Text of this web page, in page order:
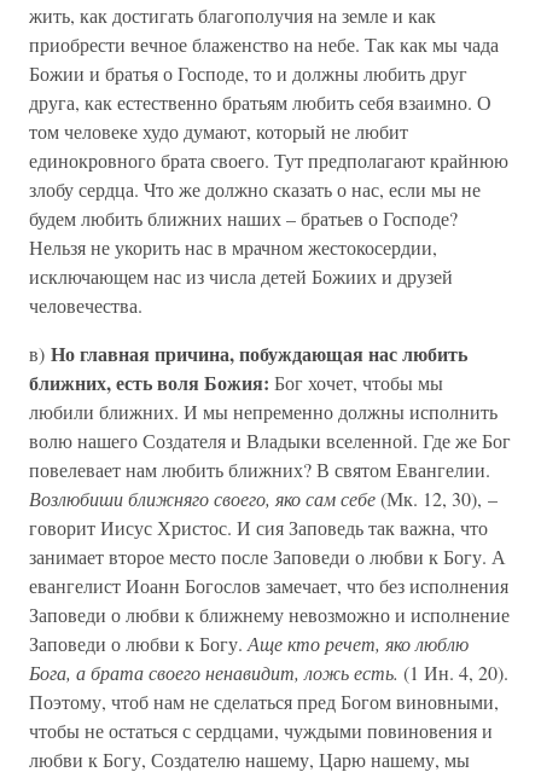
жить, как достигать благополучия на земле и как
приобрести вечное блаженство на небе. Так как мы чада
Божии и братья о Господе, то и должны любить друг
друга, как естественно братьям любить себя взаимно. О
том человеке худо думают, который не любит
единокровного брата своего. Тут предполагают крайнюю
злобу сердца. Что же должно сказать о нас, если мы не
будем любить ближних наших – братьев о Господе?
Нельзя не укорить нас в мрачном жестокосердии,
исключающем нас из числа детей Божиих и друзей
человечества.
в) Но главная причина, побуждающая нас любить
ближних, есть воля Божия: Бог хочет, чтобы мы
любили ближних. И мы непременно должны исполнить
волю нашего Создателя и Владыки вселенной. Где же Бог
повелевает нам любить ближних? В святом Евангелии.
Возлюбиши ближняго своего, яко сам себе(Мк. 12, 30), –
говорит Иисус Христос. И сия Заповедь так важна, что
занимает второе место после Заповеди о любви к Богу. А
евангелист Иоанн Богослов замечает, что без исполнения
Заповеди о любви к ближнему невозможно и исполнение
Заповеди о любви к Богу. Аще кто речет, яко люблю
Бога, а брата своего ненавидит, ложь есть. (1 Ин. 4, 20).
Поэтому, чтоб нам не сделаться пред Богом виновными,
чтобы не остаться с сердцами, чуждыми повиновения и
любви к Богу, Создателю нашему, Царю нашему, мы